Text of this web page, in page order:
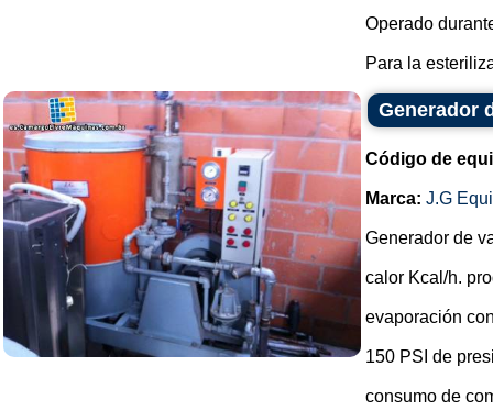
Operado
Para la
Generador
Código de
Marca: J.G
Generador de
calor Kcal/h.
evaporación
150 PSI de
consumo de